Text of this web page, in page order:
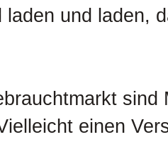
laden und laden,
sind
einen